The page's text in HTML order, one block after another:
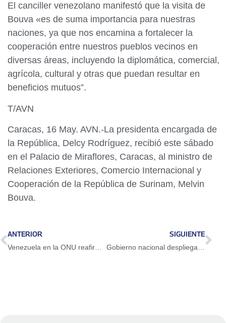
El canciller venezolano manifestó que la visita de
Bouva «es de suma importancia para nuestras
naciones, ya que nos encamina a fortalecer la
cooperación entre nuestros pueblos vecinos en
diversas áreas, incluyendo la diplomática, comercial,
agrícola, cultural y otras que puedan resultar en
beneficios mutuos”.
T/AVN
Caracas, 16 May. AVN.-La presidenta encargada de
la República, Delcy Rodríguez, recibió este sábado
en el Palacio de Miraflores, Caracas, al ministro de
Relaciones Exteriores, Comercio Internacional y
Cooperación de la República de Surinam, Melvin
Bouva.
ANTERIOR
Venezuela en la ONU reafirma que la energía propicia el desarrollo de los pueblos
SIGUIENTE
Gobierno nacional despliega 45 camiones compactadores de última generación para fortalecer el aseo urbano en el país